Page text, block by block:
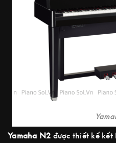
Yamaha N2 được thiết kế